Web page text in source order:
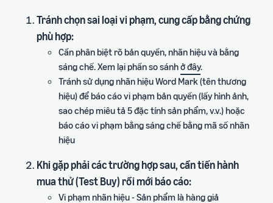
Tránh chọn sai loại vi phạm, cung cấp bằng chứng
phù hợp:
Cần phân biệt rõ bản quyền, nhãn hiệu và bằng
sáng chế. Xem lại phần so sánhở đây.
Tránh sử dụng nhãn hiệu Word Mark (tên thương
hiệu) để báo cáo vi phạm bản quyền (lấy hình ảnh,
sao chép miêu tả 5 đặc tính sản phẩm, v.v.) hoặc
báo cáo vi phạm bằng sáng chế bằng mã số nhãn
hiệu
Khi gặp phải các trường hợp sau, cần tiến hành
mua thử (Test Buy) rồi mới báo cáo:
Vi phạm nhãn hiệu - Sản phẩm là hàng giả